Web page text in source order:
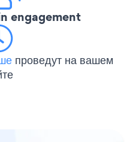
engagement
проведут на вашем